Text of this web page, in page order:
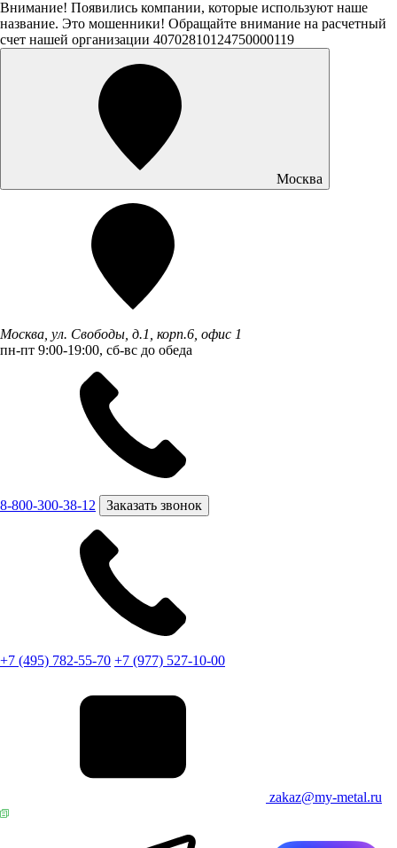
Внимание! Появились компании, которые используют наше
название. Это мошенники! Обращайте внимание на расчетный
счет нашей организации 40702810124750000119
Москва
Москва, ул. Свободы, д.1, корп.6, офис 1
пн-пт 9:00-19:00, сб-вс до обеда
8-800-300-38-12 Заказать звонок
+7 (495) 782-55-70 +7 (977) 527-10-00
zakaz@my-metal.ru